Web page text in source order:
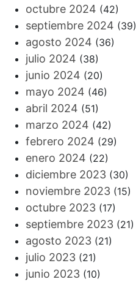
octubre 2024 (42)
septiembre 2024 (39)
agosto 2024 (36)
julio 2024 (38)
junio 2024 (20)
mayo 2024 (46)
abril 2024 (51)
marzo 2024 (42)
febrero 2024 (29)
enero 2024 (22)
diciembre 2023(30)
noviembre 2023(15)
octubre 2023(17)
septiembre 2023(21)
agosto 2023(21)
julio 2023(21)
junio 2023(10)